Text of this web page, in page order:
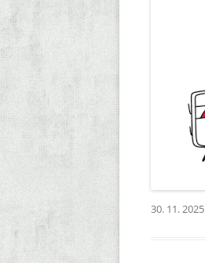
30. 11. 2025